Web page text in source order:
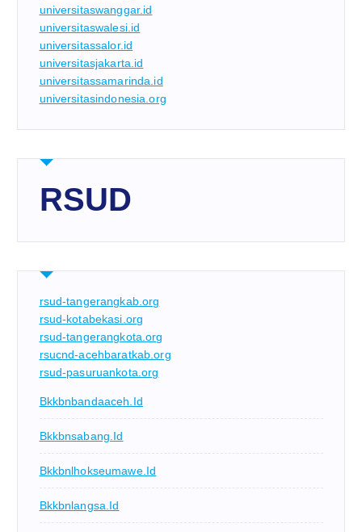
universitaswanggar.id
universitaswalesi.id
universitassalor.id
universitasjakarta.id
universitassamarinda.id
universitasindonesia.org
RSUD
rsud-tangerangkab.org
rsud-kotabekasi.org
rsud-tangerangkota.org
rsucnd-acehbaratkab.org
rsud-pasuruankota.org
Bkkbnbandaaceh.id
Bkkbnsabang.id
Bkkbnlhokseumawe.id
Bkkbnlangsa.id